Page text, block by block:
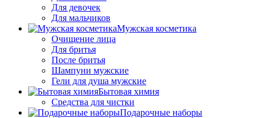
Для девочек
Для мальчиков
Мужская косметика
Очищение лица
Для бритья
После бритья
Шампуни мужские
Гели для душа мужские
Бытовая химия
Средства для чистки
Подарочные наборы